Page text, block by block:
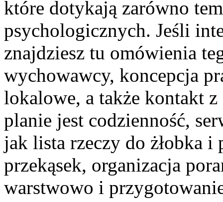
które dotykają zarówno
psychologicznych. Jeśli
znajdziesz tu omówienia
wychowawcy, koncepcja
lokalowe, a także kontakt
planie jest codzienność,
jak lista rzeczy do żłobka i
przekąsek, organizacja
warstwowo i